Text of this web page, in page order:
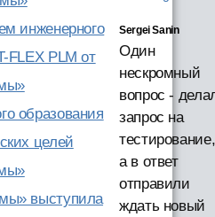
инженерного
FLEX PLM от
образования
целей
выступила
Sergei Sanin
Один
нескромный
вопрос -
запрос на
тестирование,
а в ответ
отправили
ждать новый